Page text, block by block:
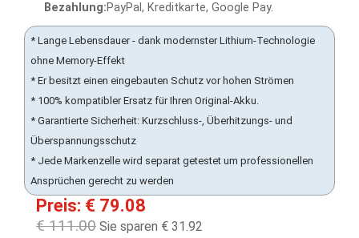
Bezahlung:PayPal, Kreditkarte, Google Pay.
* Lange Lebensdauer - dank modernster Lithium-Technologie
ohne Memory-Effekt
* Er besitzt einen eingebauten Schutz vor hohen Strömen
* 100% kompatibler Ersatz für Ihren Original-Akku.
* Garantierte Sicherheit: Kurzschluss-, Überhitzungs- und
Überspannungsschutz
* Jede Markenzelle wird separat getestet um professionellen
Ansprüchen gerecht zu werden
Preis: € 79.08
€ 111.00 Sie sparen € 31.92